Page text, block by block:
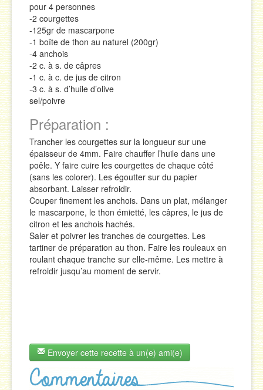
pour 4 personnes
-2 courgettes
-125gr de mascarpone
-1 boîte de thon au naturel (200gr)
-4 anchois
-2 c. à s. de câpres
-1 c. à c. de jus de citron
-3 c. à s. d’huile d’olive
sel/poivre
Préparation :
Trancher les courgettes sur la longueur sur une
épaisseur de 4mm. Faire chauffer l’huile dans une
poêle. Y faire cuire les courgettes de chaque côté
(sans les colorer). Les égoutter sur du papier
absorbant. Laisser refroidir.
Couper finement les anchois. Dans un plat, mélanger
le mascarpone, le thon émietté, les câpres, le jus de
citron et les anchois hachés.
Saler et poivrer les tranches de courgettes. Les
tartiner de préparation au thon. Faire les rouleaux en
roulant chaque tranche sur elle-même. Les mettre à
refroidir jusqu’au moment de servir.
Envoyer cette recette à un(e) ami(e)